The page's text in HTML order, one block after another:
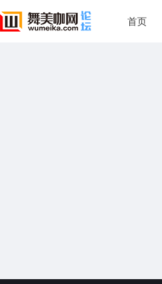
首页